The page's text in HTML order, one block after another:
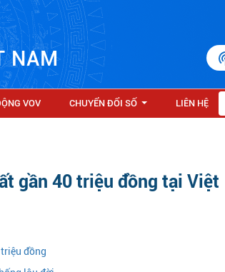
NAM
VOV CHUYỂN ĐỔI SỐ LIÊN HỆ
gần 40 triệu đồng tại Việt
đồng